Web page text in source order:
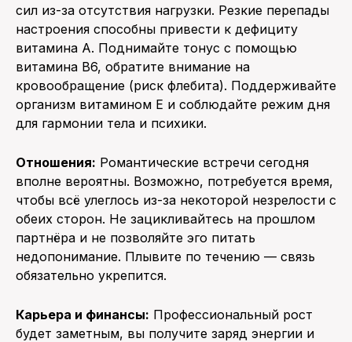
сил из-за отсутствия нагрузки. Резкие перепады
настроения способны привести к дефициту
витамина А. Поднимайте тонус с помощью
витамина В6, обратите внимание на
кровообращение (риск флебита). Поддерживайте
организм витамином Е и соблюдайте режим дня
для гармонии тела и психики.
Отношения: Романтические встречи сегодня
вполне вероятны. Возможно, потребуется время,
чтобы всё улеглось из-за некоторой незрелости с
обеих сторон. Не зацикливайтесь на прошлом
партнёра и не позволяйте эго питать
недопонимание. Плывите по течению — связь
обязательно укрепится.
Карьера и финансы: Профессиональный рост
будет заметным, вы получите заряд энергии и